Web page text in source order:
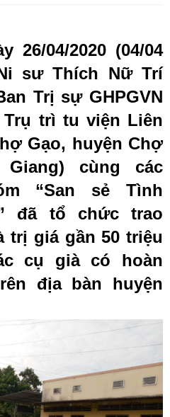
26/04/2020 (04/04
sư Thích Nữ Trí
Trị sự GHPGVN
Trụ trì tu viện Liên
Gạo, huyện Chợ
cùng các
“San sẻ Tình
đã tổ chức trao
trị giá gần 50 triệu
cụ già có hoàn
địa bàn huyện